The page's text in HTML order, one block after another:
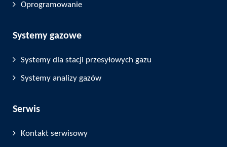
Oprogramowanie
Systemy gazowe
Systemy dla stacji przesyłowych gazu
Systemy analizy gazów
Serwis
Kontakt serwisowy